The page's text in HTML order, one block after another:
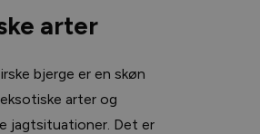
arter
bjerge er en skøn
arter og
jagtsituationer. Det er